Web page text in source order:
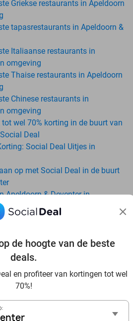
de hoogte van de beste
deals.
en profiteer van kortingen tot wel
70%!
Griekse restaurants in Apeldoorn
tapasrestaurants in Apeldoorn &
Italiaanse restaurants in
omgeving
Thaise restaurants in Apeldoorn
Chinese restaurants in
omgeving
wel 70% korting in de buurt van
Deal
Social Deal Uitjes in
op met Social Deal in de buurt
Apeldoorn & Deventer in
in Apeldoorn & Deventer - Social
Van der Valk hotel in Apeldoorn
zonnebank in Apeldoorn &
& Deventer? Ontdek de